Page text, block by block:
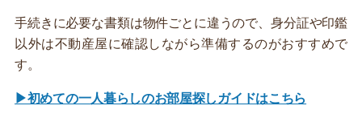
手続きに必要な書類は物件ごとに違うので、身分証や印鑑
以外は不動産屋に確認しながら準備するのがおすすめで
す。
▶初めての一人暮らしのお部屋探しガイドはこちら